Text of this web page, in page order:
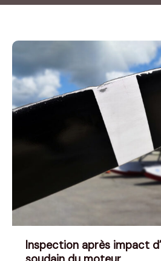
Inspection après impact